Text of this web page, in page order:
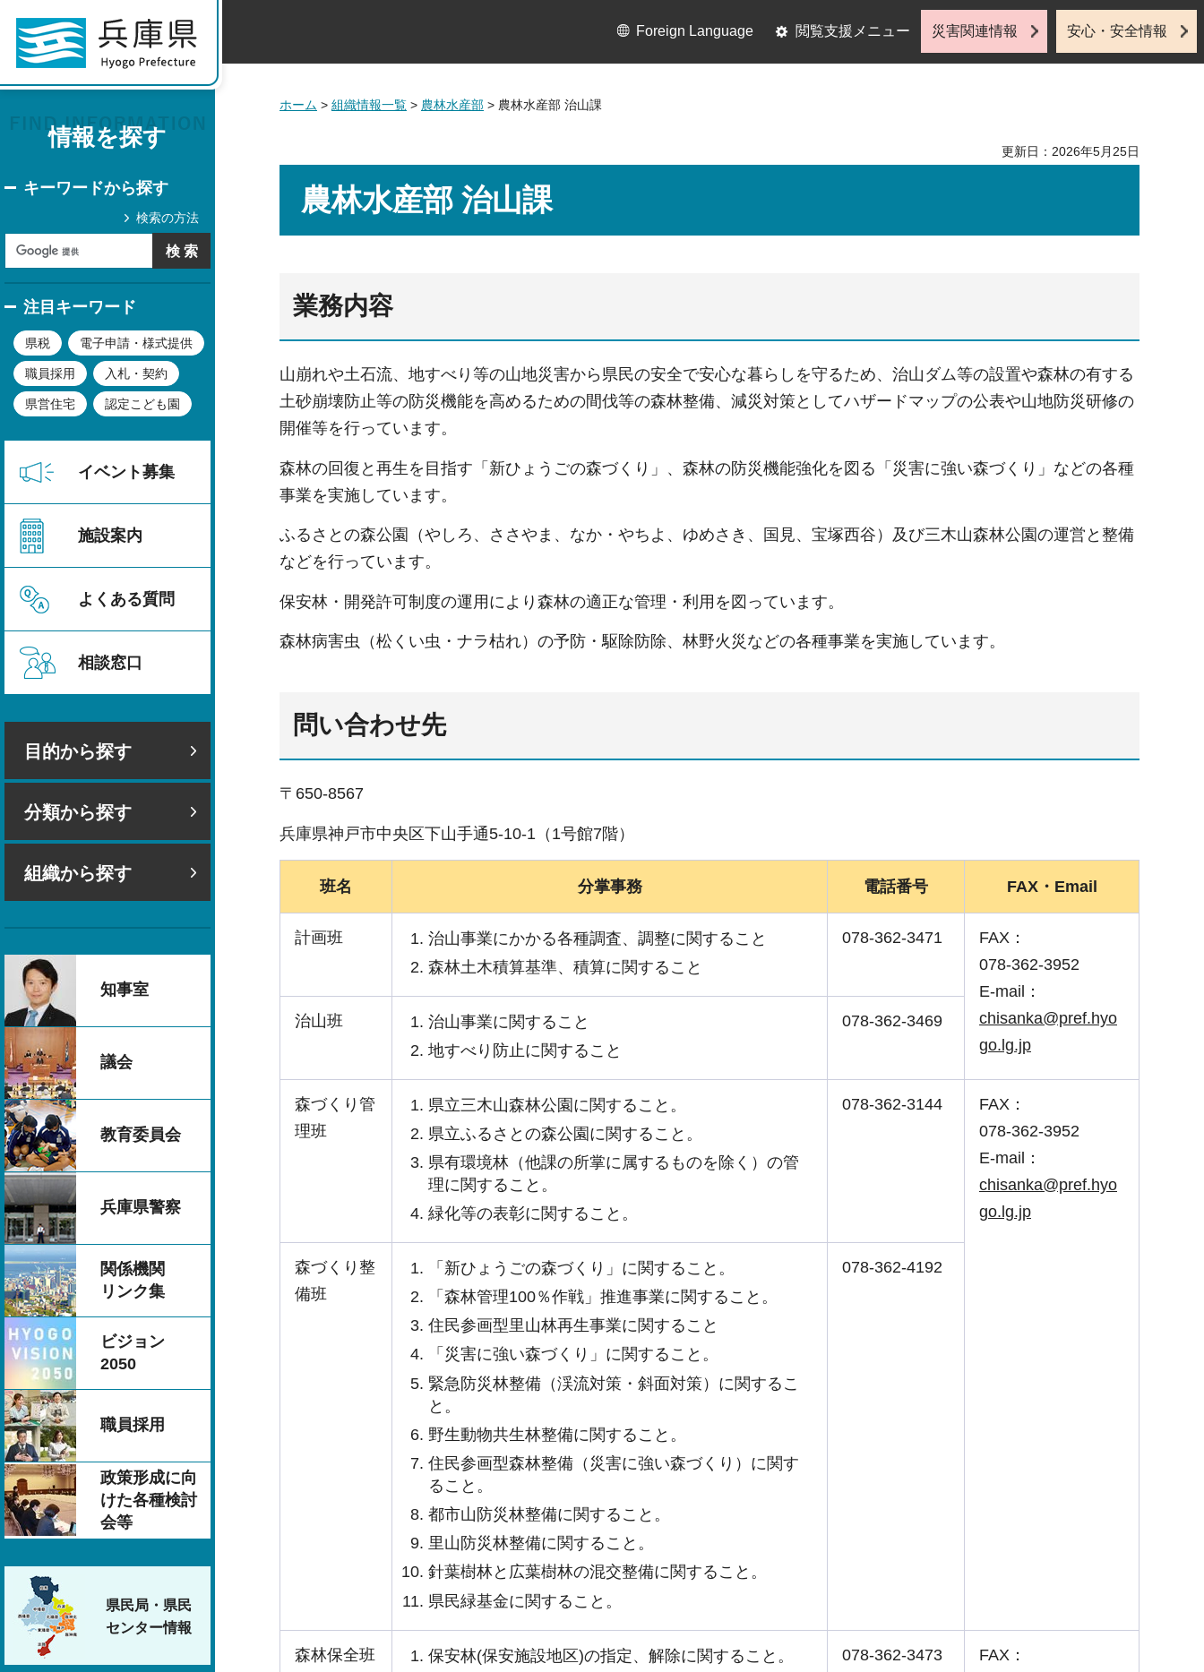
情報を探す
キーワードから探す
検索の方法
注目キーワード
県税 電子申請・様式提供
職員採用 入札・契約
県営住宅 認定こども園
イベント募集
施設案内
よくある質問
相談窓口
目的から探す
分類から探す
組織から探す
知事室
議会
教育委員会
兵庫県警察
関係機関
リンク集
ビジョン
2050
職員採用
政策形成に向
けた各種検討
会等
県民局・県民
センター情報
Foreign Language 閲覧支援メニュー 災害関連情報 安心・安全情報
ホーム > 組織情報一覧 > 農林水産部 > 農林水産部 治山課
更新日：2026年5月25日
農林水産部 治山課
業務内容
山崩れや土石流、地すべり等の山地災害から県民の安全で安心な暮らしを守るため、治山ダム等の設置や森林の有する
土砂崩壊防止等の防災機能を高めるための間伐等の森林整備、減災対策としてハザードマップの公表や山地防災研修の
開催等を行っています。
森林の回復と再生を目指す「新ひょうごの森づくり」、森林の防災機能強化を図る「災害に強い森づくり」などの各種
事業を実施しています。
ふるさとの森公園（やしろ、ささやま、なか・やちよ、ゆめさき、国見、宝塚西谷）及び三木山森林公園の運営と整備
などを行っています。
保安林・開発許可制度の運用により森林の適正な管理・利用を図っています。
森林病害虫（松くい虫・ナラ枯れ）の予防・駆除防除、林野火災などの各種事業を実施しています。
問い合わせ先
〒650-8567
兵庫県神戸市中央区下山手通5-10-1（1号館7階）
班名 分掌事務 電話番号 FAX・Email
計画班
治山事業にかかる各種調査、調整に関すること
森林土木積算基準、積算に関すること
078-362-3471
FAX：
078-362-3952
E-mail：
chisanka@pref.hyo
go.lg.jp
治山班
治山事業に関すること
地すべり防止に関すること
078-362-3469
森づくり管
理班
県立三木山森林公園に関すること。
県立ふるさとの森公園に関すること。
県有環境林（他課の所掌に属するものを除く）の管
理に関すること。
緑化等の表彰に関すること。
078-362-3144
FAX：
078-362-3952
E-mail：
chisanka@pref.hyo
go.lg.jp
森づくり整
備班
「新ひょうごの森づくり」に関すること。
「森林管理100％作戦」推進事業に関すること。
住民参画型里山林再生事業に関すること
「災害に強い森づくり」に関すること。
緊急防災林整備（渓流対策・斜面対策）に関するこ
と。
野生動物共生林整備に関すること。
住民参画型森林整備（災害に強い森づくり）に関す
ること。
都市山防災林整備に関すること。
里山防災林整備に関すること。
針葉樹林と広葉樹林の混交整備に関すること。
県民緑基金に関すること。
078-362-4192
森林保全班
保安林(保安施設地区)の指定、解除に関すること。
078-362-3473
FAX：